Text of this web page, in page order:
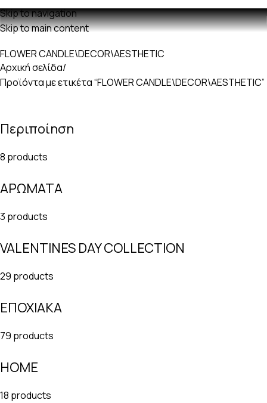
Skip to navigation
Skip to main content
FLOWER CANDLE\DECOR\AESTHETIC
Αρχική σελίδα
Προϊόντα με ετικέτα “FLOWER CANDLE\DECOR\AESTHETIC”
Περιποίηση
8 products
ΑΡΩΜΑΤΑ
3 products
VALENTINES DAY COLLECTION
29 products
ΕΠΟΧΙΑΚΑ
79 products
HOME
18 products